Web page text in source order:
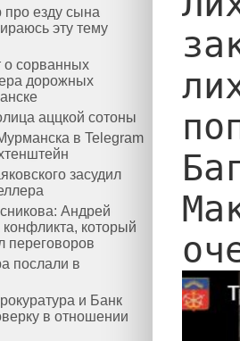
езду сына
эту тему
о сорванных
дорожных
аццкой сотоны
в Telegram
засудил
Андрей
который
переговоров
послали в
и Банк
в отношении